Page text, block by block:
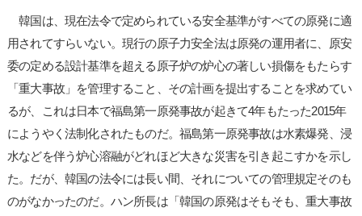
韓国は、現在法令で定められている安全基準がすべての原発に適
用されてすらいない。現行の原子力安全法は原発の運用者に、原安
委の定める設計基準を超える原子炉の炉心の著しい損傷をもたらす
「重大事故」を管理すること、その計画を提出することを求めてい
るが、これは日本で福島第一原発事故が起きて4年もたった2015年
にようやく法制化されたものだ。福島第一原発事故は水素爆発、浸
水などを伴う炉心溶融がどれほど大きな災害を引き起こすかを示し
た。だが、韓国の法令には長い間、それについての管理規定そのも
のがなかったのだ。ハン所長は「韓国の原発はそもそも、重大事故